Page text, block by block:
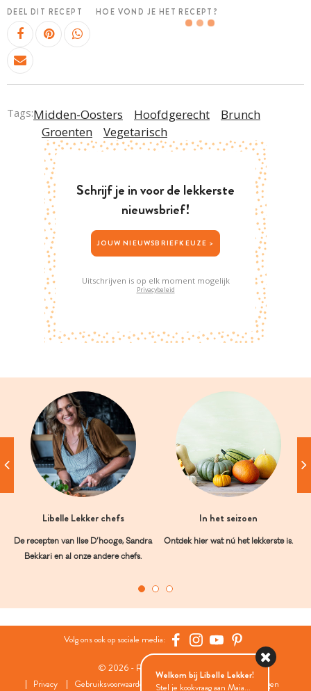
DEEL DIT RECEPT HOE VOND JE HET RECEPT?
Tags:Midden-Oosters Hoofdgerecht
Brunch
Groenten
Vegetarisch
Schrijf je in voor de lekkerste
nieuwsbrief!
JOUW NIEUWSBRIEFKEUZE >
Uitschrijven is op elk moment mogelijk
Privacybeleid
Libelle Lekker chefs
De recepten van Ilse D’hooge, Sandra
Bekkari en al onze andere chefs.
In het seizoen
Ontdek hier wat nú het lekkerste is.
Volg ons ook op sociale media:
© 2026 - Roularta Media Group
Privacy
Gebruiksvoorwaarden Cookies Cookies instellingen
Welkom bij Libelle Lekker!
Stel je kookvraag aan Maia...